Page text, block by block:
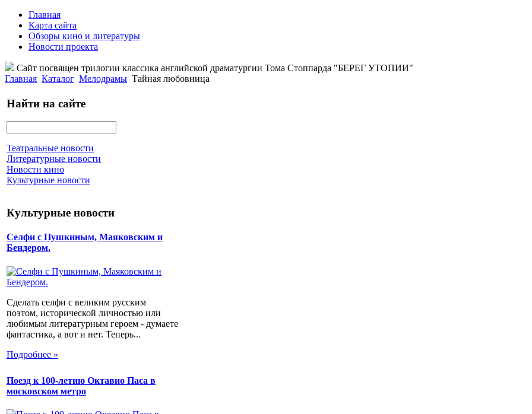
Главная
Карта сайта
Обзоры кино и литературы
Новости проекта
Сайт посвящен трилогии классика английской драматургии Тома Стоппарда "БЕРЕГ УТОПИИ"
Главная Каталог Мелодрамы Тайная любовница
Найти на сайте
Театральные новости
Литературные новости
Новости кино
Культурные новости
Культурные новости
Селфи с Пушкиным, Маяковским и
Бендером.
Сделать селфи с великим русским
поэтом, исторической личностью или
любимым литературным героем - думаете
фантастика, а вот и нет. Теперь...
Подробнее »
Поезд к 100-летию Октавио Паса в
московском метро